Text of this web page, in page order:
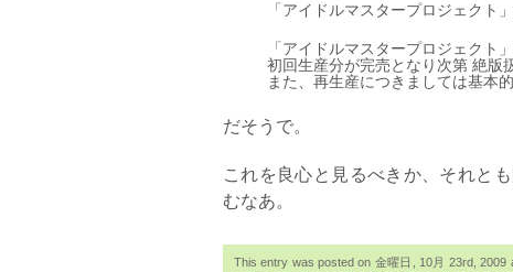
「アイドルマスタープロジェクト
「アイドルマスタープロジェクト
初回生産分が完売となり次第 絶版
また、再生産につきましては基本
だそうで。
これを良心と見るべきか、それと
むなあ。
This entry was posted on 金曜日, 10月 23rd, 2009